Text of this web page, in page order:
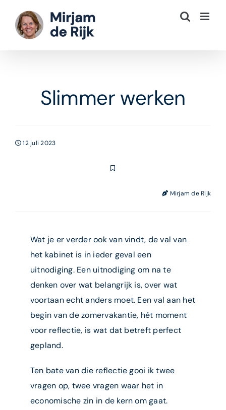
naar
inhoud
Slimmer werken
12 juli 2023
Mirjam de Rijk
Wat je er verder ook van vindt, de val van
het kabinet is in ieder geval een
uitnodiging. Een uitnodiging om na te
denken over wat belangrijk is, over wat
voortaan echt anders moet. Een val aan het
begin van de zomervakantie, hét moment
voor reflectie, is wat dat betreft perfect
gepland.
Ten bate van die reflectie gooi ik twee
vragen op, twee vragen waar het in
economische zin in de kern om gaat.